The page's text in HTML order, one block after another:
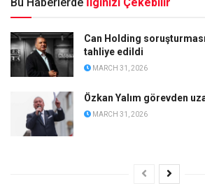
Can Holding
tahliye edildi
MARCH 31, 2026
Özkan Yalım görevden
MARCH 31, 2026